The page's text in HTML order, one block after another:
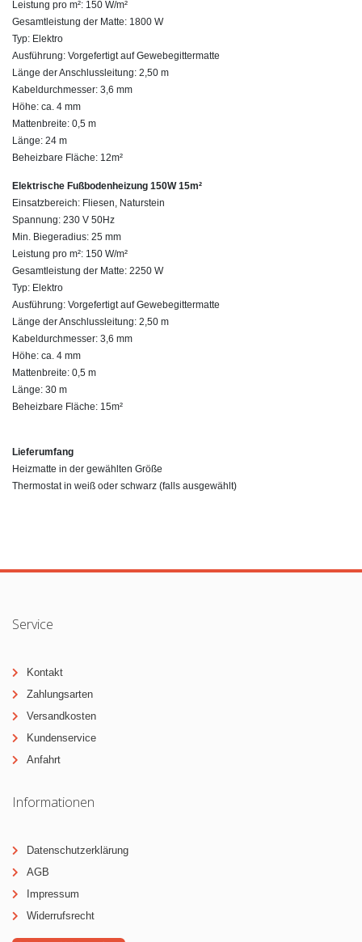
Leistung pro m²: 150 W/m²
Gesamtleistung der Matte: 1800 W
Typ: Elektro
Ausführung: Vorgefertigt auf Gewebegittermatte
Länge der Anschlussleitung: 2,50 m
Kabeldurchmesser: 3,6 mm
Höhe: ca. 4 mm
Mattenbreite: 0,5 m
Länge: 24 m
Beheizbare Fläche: 12m²
Elektrische Fußbodenheizung 150W 15m²
Einsatzbereich: Fliesen, Naturstein
Spannung: 230 V 50Hz
Min. Biegeradius: 25 mm
Leistung pro m²: 150 W/m²
Gesamtleistung der Matte: 2250 W
Typ: Elektro
Ausführung: Vorgefertigt auf Gewebegittermatte
Länge der Anschlussleitung: 2,50 m
Kabeldurchmesser: 3,6 mm
Höhe: ca. 4 mm
Mattenbreite: 0,5 m
Länge: 30 m
Beheizbare Fläche: 15m²
Lieferumfang
Heizmatte in der gewählten Größe
Thermostat in weiß oder schwarz (falls ausgewählt)
Service
Kontakt
Zahlungsarten
Versandkosten
Kundenservice
Anfahrt
Informationen
Datenschutzerklärung
AGB
Impressum
Widerrufsrecht